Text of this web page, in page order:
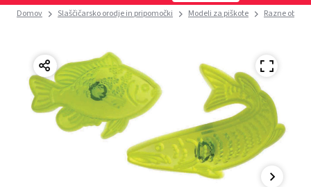
Domov Slaščičarsko orodje in pripomočki Modeli za piškote Razne oblike